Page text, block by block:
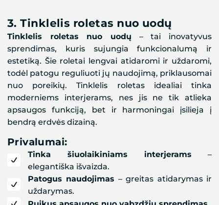
3.Tinklelis roletas nuo uodų
Tinklelis roletas nuo uodų – tai inovatyvus
sprendimas, kuris sujungia funkcionalumą ir
estetiką. Šie roletai lengvai atidaromi ir uždaromi,
todėl patogu reguliuoti jų naudojimą, priklausomai
nuo poreikių. Tinklelis roletas idealiai tinka
moderniems interjerams, nes jis ne tik atlieka
apsaugos funkciją, bet ir harmoningai įsilieja į
bendrą erdvės dizainą.
Privalumai:
Tinka šiuolaikiniams interjerams –
elegantiška išvaizda.
Patogus naudojimas – greitas atidarymas ir
uždarymas.